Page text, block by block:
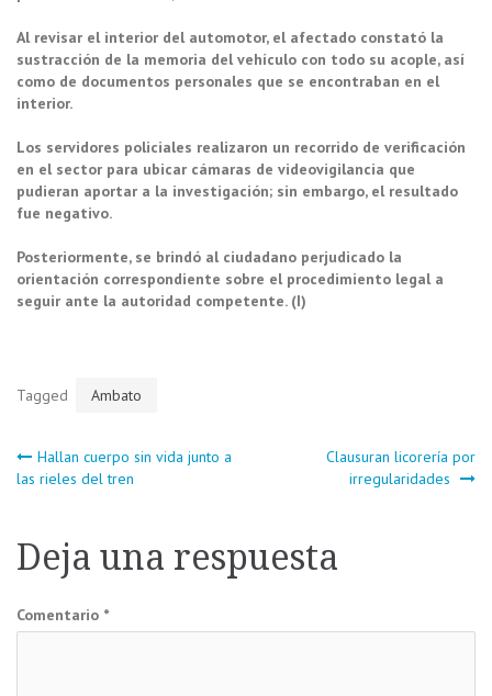
Al revisar el interior del automotor, el afectado constató la
sustracción de la memoria del vehículo con todo su acople, así
como de documentos personales que se encontraban en el
interior.
Los servidores policiales realizaron un recorrido de verificación
en el sector para ubicar cámaras de videovigilancia que
pudieran aportar a la investigación; sin embargo, el resultado
fue negativo.
Posteriormente, se brindó al ciudadano perjudicado la
orientación correspondiente sobre el procedimiento legal a
seguir ante la autoridad competente. (I)
Tagged Ambato
Navegación
entradas
Hallan cuerpo sin vida junto a
las rieles del tren
Clausuran licorería por
irregularidades
Deja una respuesta
Comentario *